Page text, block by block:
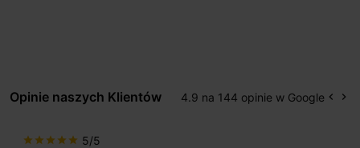
Opinie naszych Klientów 4.9 na 144 opinie w Google keyboard_arrow_left keyboard_arrow_right
star star star star star 5/5